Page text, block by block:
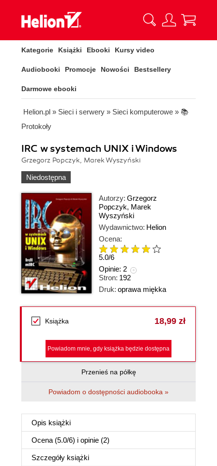
Kategorie Książki Ebooki Kursy video
Audiobooki Promocje Nowości Bestsellery
Darmowe ebooki
Helion.pl » Sieci i serwery » Sieci komputerowe » 📚
Protokoły
IRC w systemach UNIX i Windows
Grzegorz Popczyk, Marek Wyszyński
Niedostępna
Autorzy: Grzegorz
Popczyk, Marek
Wyszyński
Wydawnictwo: Helion
Ocena:
5.0/6
Opinie: 2
Stron: 192
Druk: oprawa miękka
Książka 18,99 zł
Powiadom mnie, gdy książka będzie dostępna
Przenieś na półkę
Powiadom o dostępności audiobooka »
Opis książki
Ocena (5.0/6) i opinie (2)
Szczegóły książki